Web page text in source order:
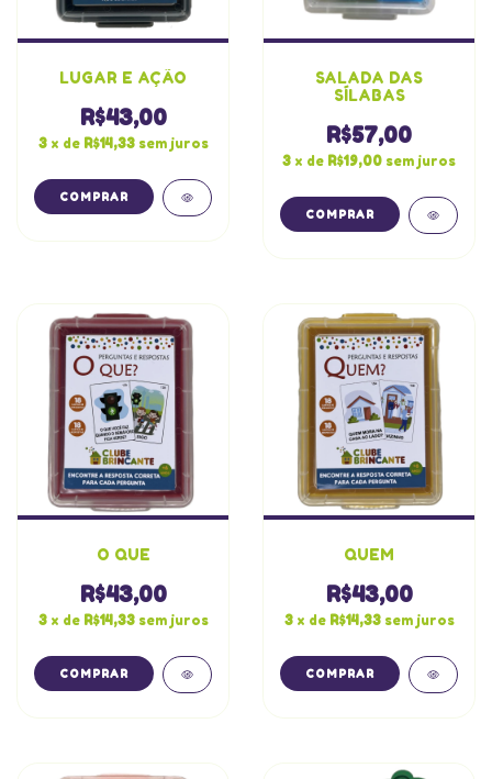
LUGAR E AÇÃO
R$43,00
3 x de R$14,33 sem juros
SALADA DAS
SÍLABAS
R$57,00
3 x de R$19,00 sem juros
O QUE
R$43,00
3 x de R$14,33 sem juros
QUEM
R$43,00
3 x de R$14,33 sem juros